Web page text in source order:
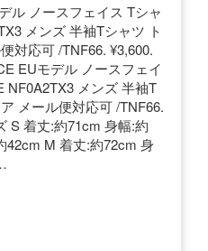
ル ノースフェイス Tシャ
メンズ 半袖Tシャツ ト
対応可 /TNF66. ¥3,600.
EUモデル ノースフェイ
NF0A2TX3 メンズ 半袖T
メール便対応可 /TNF66.
S 着丈:約71cm 身幅:約
42cm M 着丈:約72cm 身